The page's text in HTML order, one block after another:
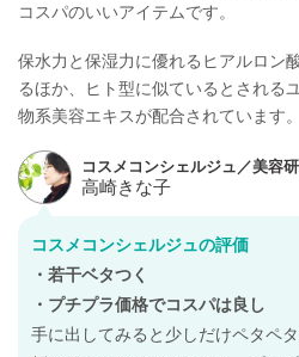
コスパのいいアイテムです。
保水力と保湿力に優れるヒアルロン
るほか、ヒト型に似ているとされる
物系美容エキスが配合されています。
コスメコンシェルジュの評価
・若干ベタつく
・プチプラ価格でコスパは良し
手に出してみると少しだけペタペ